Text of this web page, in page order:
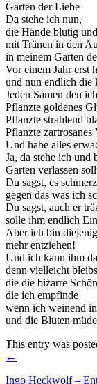
Garten der Liebe
Da stehe ich nun,
die Hände blutig
mit Tränen in den
in meinem Garten
Vor einem Jahr erst
und nun endlich die
Jeden Samen den
Pflanzte goldenes
Pflanzte strahlend
Pflanzte
Und habe alles
Ja, da stehe ich und
Garten verlassen
Du sagst, es
gegen das was ich
Du sagst, auch er
solle ihm endlich
Aber ich bin
mehr entziehen!
Und ich kann ihm
denn vielleicht
die die bizarre
die ich empfinde
wenn ich weinend
und die Blüten
This entry was
Post
←
Ingo Heckwolf –